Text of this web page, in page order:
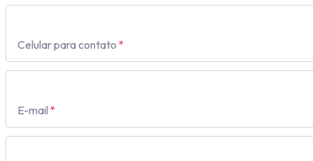
Celular para contato *
E-mail *